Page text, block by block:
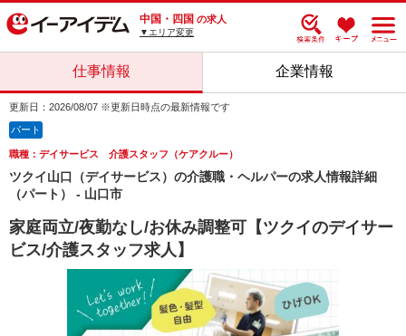
中国・四国 の求人
▼エリア変更
仕事情報 企業情報
更新日：2026/08/07 ※更新日時点の最新情報です
パート
職種：デイサービス 介護スタッフ（ケアクルー）
ツクイ山口（デイサービス）の介護職・ヘルパーの求人情報詳細
（パート） - 山口市
家庭両立/夜勤なし/お休み調整可【ツクイのデイサー
ビス/介護スタッフ求人】